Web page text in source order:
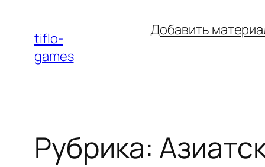
содержимому
tiflo-
games
Добавить
Рубрика: